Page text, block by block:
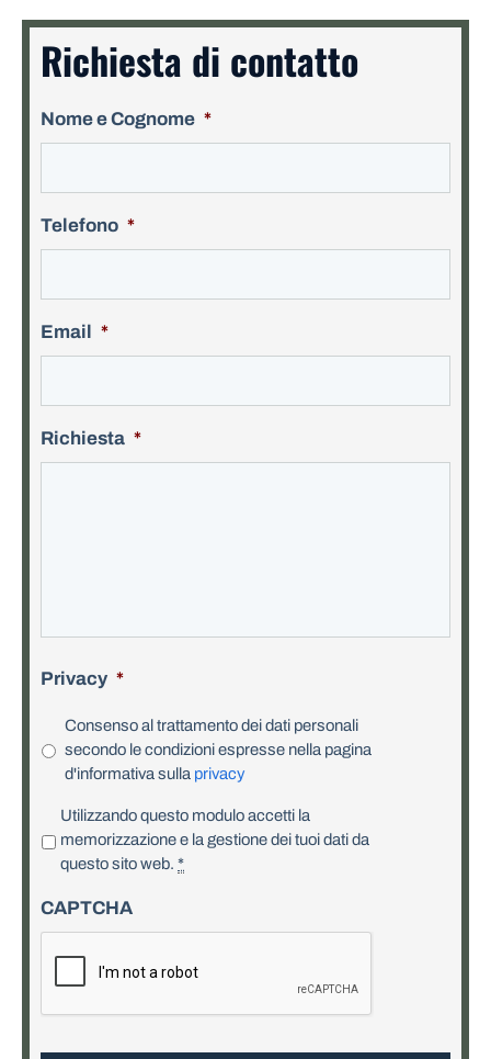
Richiesta di contatto
Nome e Cognome *
Telefono *
Email *
Richiesta *
Privacy *
Consenso al trattamento dei dati personali
secondo le condizioni espresse nella pagina
d'informativa sulla privacy
r
a
c
*
Utilizzando questo modulo accetti la
memorizzazione e la gestione dei tuoi dati da
questo sito web. *
CAPTCHA